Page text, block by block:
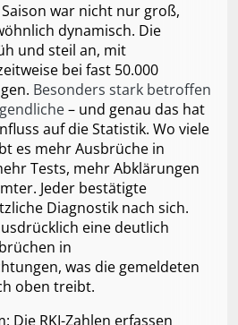
war nicht nur groß,
dynamisch. Die
und steil an, mit
bei fast 50.000
Besonders stark betroffen
– und genau das hat
auf die Statistik. Wo viele
es mehr Ausbrüche in
Tests, mehr Abklärungen
Jeder bestätigte
Diagnostik nach sich.
eine deutlich
in
was die gemeldeten
oben treibt.
Die RKI-Zahlen erfassen